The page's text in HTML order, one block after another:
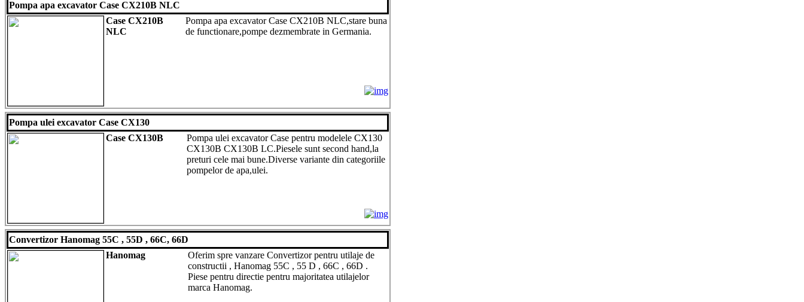
Pompa apa excavator Case CX210B NLC
Case CX210B
NLC
Pompa apa excavator Case CX210B NLC,stare buna
de functionare,pompe dezmembrate in Germania.
Pompa ulei excavator Case CX130
Case CX130B
Pompa ulei excavator Case pentru modelele CX130
CX130B CX130B LC.Piesele sunt second hand,la
preturi cele mai bune.Diverse variante din categoriile
pompelor de apa,ulei.
Convertizor Hanomag 55C , 55D , 66C, 66D
Hanomag
Oferim spre vanzare Convertizor pentru utilaje de
constructii , Hanomag 55C , 55 D , 66C , 66D .
Piese pentru directie pentru majoritatea utilajelor
marca Hanomag.